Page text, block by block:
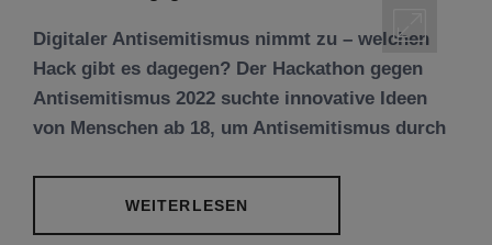
Digitaler Antisemitismus nimmt zu – welchen
Hack gibt es dagegen? Der Hackathon gegen
Antisemitismus 2022 suchte innovative Ideen
von Menschen ab 18, um Antisemitismus durch
WEITERLESEN